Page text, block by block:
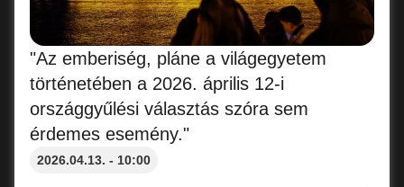
"Az emberiség, pláne a világegyetem
történetében a 2026. április 12-i
országgyűlési választás szóra sem
érdemes esemény."
2026.04.13. - 10:00